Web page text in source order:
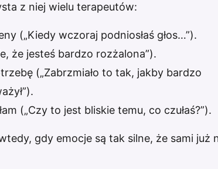
z niej wielu terapeutów:
(„Kiedy wczoraj podniosłaś głos…”).
że jesteś bardzo rozżalona”).
(„Zabrzmiało to tak, jakby bardzo
(„Czy to jest bliskie temu, co czułaś?”).
gdy emocje są tak silne, że sami już